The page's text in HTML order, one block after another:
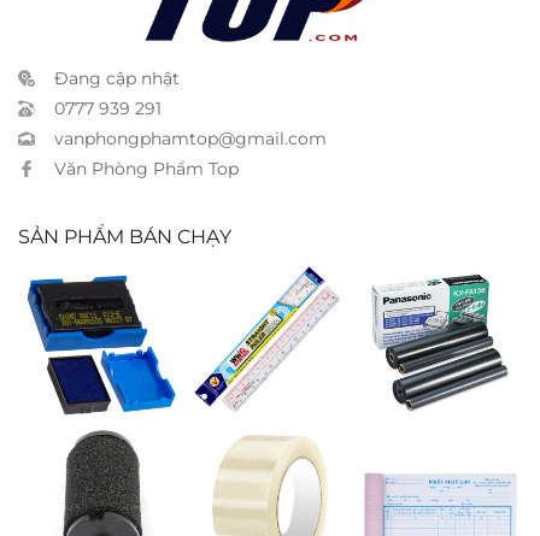
Đang cập nhật
0777 939 291
vanphongphamtop@gmail.com
Văn Phòng Phẩm Top
SẢN PHẨM BÁN CHẠY
Tampon Shiny
xanh S-300-7
Thước dẻo
WinQ 20cm
Ruban
Panasonic
FA136
Mực bấm giá 2
dòng
Băng keo trong
5cm
Phiếu nhập
kho 2 liên